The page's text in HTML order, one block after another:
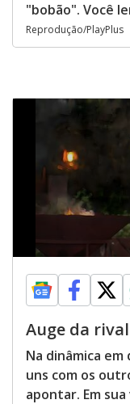
"bobão". Você
Reprodução/PlayPlus
Auge da
Na dinâmica
uns com os
apontar. Em